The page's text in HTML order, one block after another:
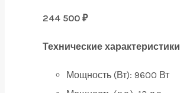
244 500 ₽
Технические характеристики
Мощность (Вт): 9600 Вт